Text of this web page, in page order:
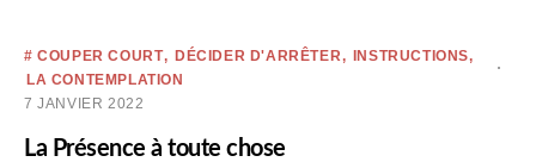
# COUPER COURT DÉCIDER D'ARRÊTER
INSTRUCTIONS
LA CONTEMPLATION
7 JANVIER 2022
La Présence à toute chose